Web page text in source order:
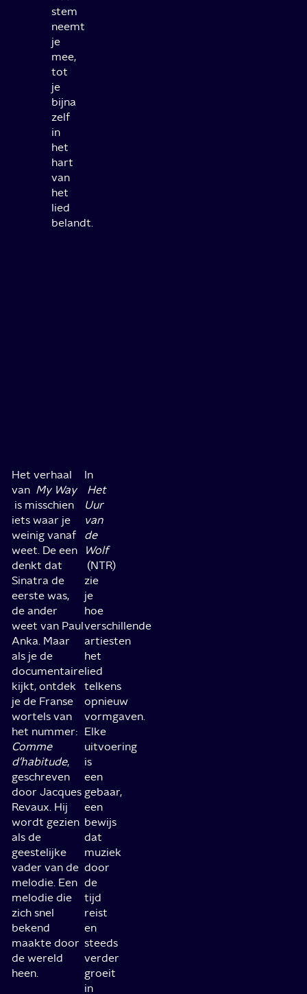
stem
neemt
je
mee,
tot
je
bijna
zelf
in
het
hart
van
het
lied
belandt.
Het verhaal
van My Way
is misschien
iets waar je
weinig vanaf
weet. De een
denkt dat
Sinatra de
eerste was,
de ander
weet van Paul
Anka. Maar
als je de
documentaire
kijkt, ontdek
je de Franse
wortels van
het nummer:
Comme
d’habitude,
geschreven
door Jacques
Revaux. Hij
wordt gezien
als de
geestelijke
vader van de
melodie. Een
melodie die
zich snel
bekend
maakte door
de wereld
heen.
In
Het
Uur
van
de
Wolf
(NTR)
zie
je
hoe
verschillende
artiesten
het
lied
telkens
opnieuw
vormgaven.
Elke
uitvoering
is
een
gebaar,
een
bewijs
dat
muziek
door
de
tijd
reist
en
steeds
verder
groeit
in